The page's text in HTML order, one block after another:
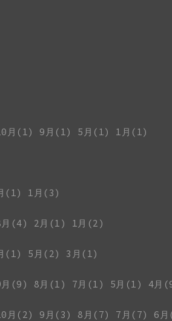
月(1) 9月(1) 5月(1)
1月(1)
(1)
1月(3)
月(4) 2月(1)
1月(2)
(1) 5月(2)
3月(1)
月(9) 8月(1) 7月(1) 5月(1) 4月
月(2) 9月(3) 8月(7) 7月(7) 6